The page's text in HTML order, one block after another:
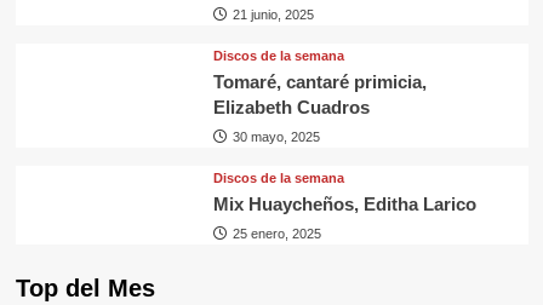
21 junio, 2025
Discos de la semana
Tomaré, cantaré primicia,
Elizabeth Cuadros
30 mayo, 2025
Discos de la semana
Mix Huaycheños, Editha Larico
25 enero, 2025
Top del Mes